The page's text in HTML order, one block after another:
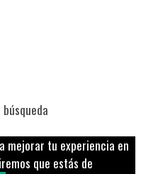
mejorar tu experiencia en
que estás de